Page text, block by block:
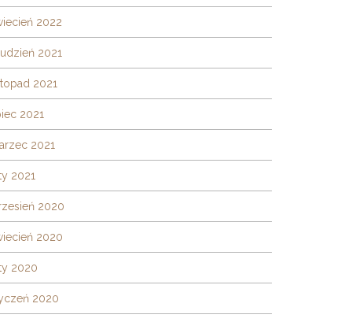
2022
2021
2021
2021
2021
2021
2020
2020
2020
2020